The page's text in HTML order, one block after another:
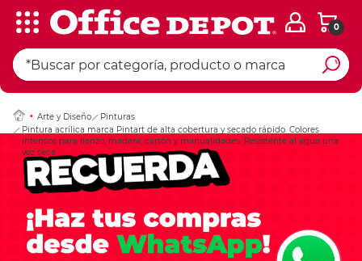
0
Arte y Diseño
Pinturas
Pintura acrílica marca Pintart de alta cobertura y secado rápido. Colores
intensos para lienzo, madera, cartón y manualidades. Resistente al agua una
vez seca.
Ingresar Codigo